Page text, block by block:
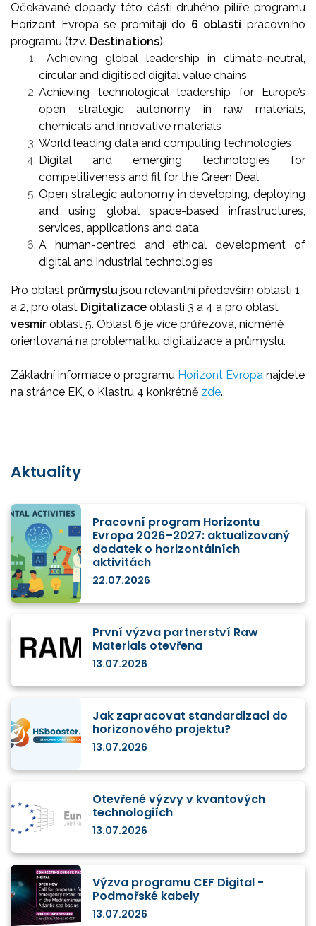
Očekávané dopady této části druhého pilíře programu
Horizont Evropa se promítají do 6 oblastí pracovního
programu (tzv. Destinations)
Achieving global leadership in climate-neutral,
circular and digitised digital value chains
Achieving technological leadership for Europe’s
open strategic autonomy in raw materials,
chemicals and innovative materials
World leading data and computing technologies
Digital and emerging technologies for
competitiveness and fit for the Green Deal
Open strategic autonomy in developing, deploying
and using global space-based infrastructures,
services, applications and data
A human-centred and ethical development of
digital and industrial technologies
Pro oblast průmyslu jsou relevantní především oblasti 1
a 2, pro olast Digitalizace oblasti 3 a 4 a pro oblast
vesmír oblast 5. Oblast 6 je více průřezová, nicméně
orientovaná na problematiku digitalizace a průmyslu.
Základní informace o programu Horizont Evropa najdete
na stránce EK, o Klastru 4 konkrétně zde.
Aktuality
Pracovní program Horizontu
Evropa 2026–2027: aktualizovaný
dodatek o horizontálních
aktivitách
22.07.2026
První výzva partnerství Raw
Materials otevřena
13.07.2026
Jak zapracovat standardizaci do
horizonového projektu?
13.07.2026
Otevřené výzvy v kvantových
technologiích
13.07.2026
Výzva programu CEF Digital -
Podmořské kabely
13.07.2026